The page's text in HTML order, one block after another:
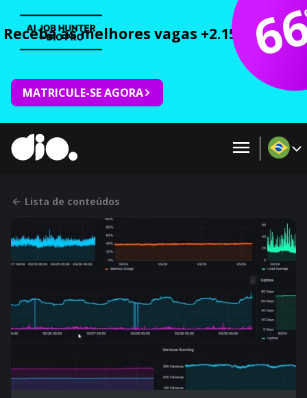
Receba as melhores vagas +2.150 cursos
MATRICULE-SE AGORA
Lista de conteúdos